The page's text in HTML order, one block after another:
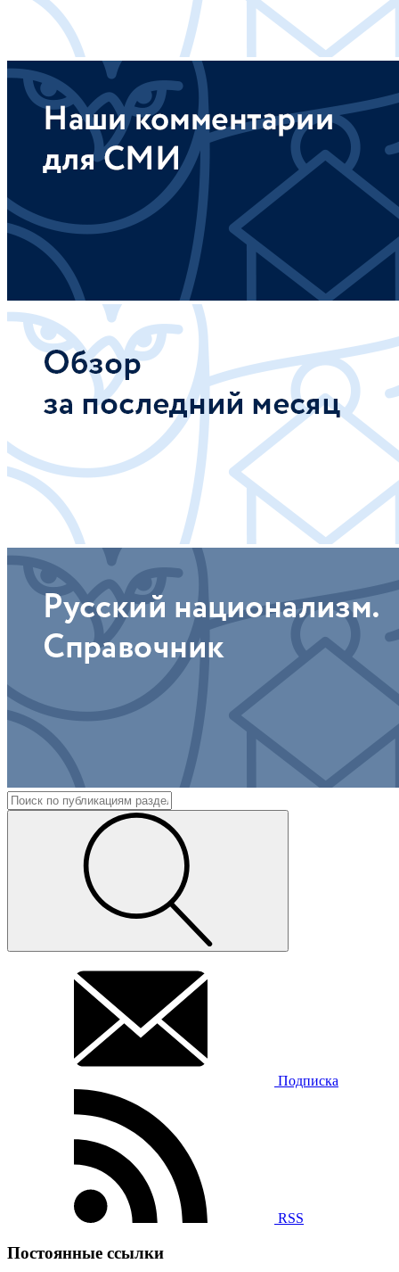
Подписка
RSS
Постоянные ссылки